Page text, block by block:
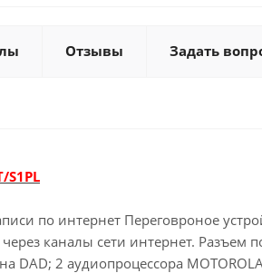
Отзывы Задать
по интернет Переговроное
каналы сети интернет. Разъем
DAD; 2 аудиопроцессора